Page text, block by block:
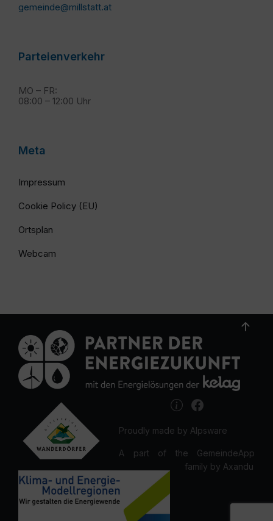
gemeinde@millstatt.at
Parteienverkehr
MO – FR:
08:00 – 12:00 Uhr
Meta
Impressum
Cookie Policy (EU)
Ortsplan
Webcam
Proudly made by Alpsware
A part of the GemeindeApp
family by Axandu